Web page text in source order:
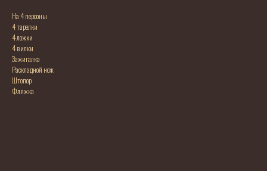
На 4 персоны
4 тарелки
4 ложки
4 вилки
Зажигалка
Раскладной нож
Штопор
Фляжка